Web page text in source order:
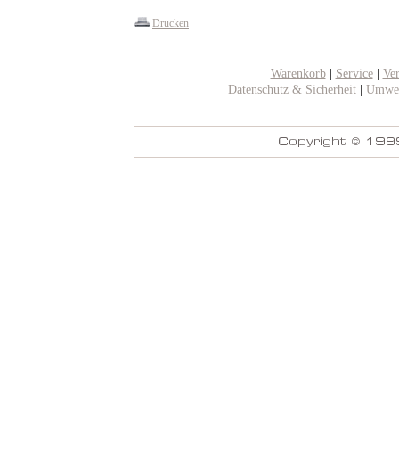
Drucken
Warenkorb| Service|
Datenschutz & Sicherheit|